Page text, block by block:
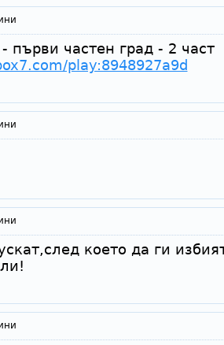
първи частен град - 2 част
play:8948927a9d
което да ги